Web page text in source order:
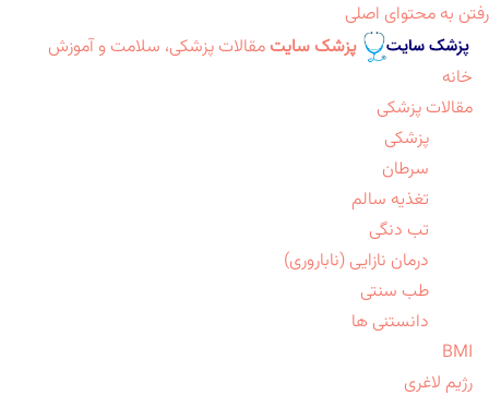
رفتن به محتوای اصلی
پزشک سایت مقالات پزشکی، سلامت و آموزش
خانه
مقالات پزشکی
پزشکی
سرطان
تغذیه سالم
تب دنگی
درمان نازایی (ناباروری)
طب سنتی
دانستنی ها
BMI
رژیم لاغری